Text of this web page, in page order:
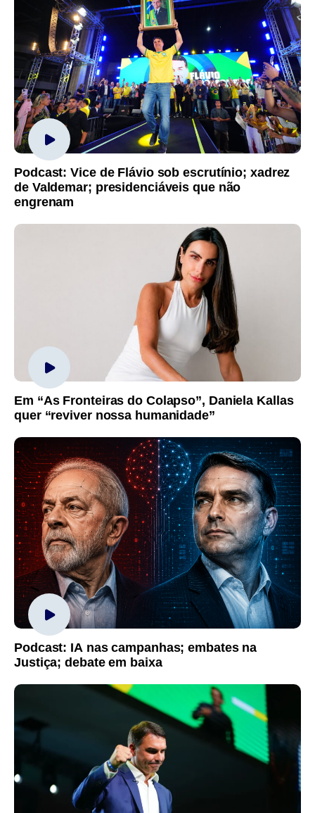
Podcast: Vice de Flávio sob escrutínio; xadrez
de Valdemar; presidenciáveis que não
engrenam
Em “As Fronteiras do Colapso”, Daniela Kallas
quer “reviver nossa humanidade”
Podcast: IA nas campanhas; embates na
Justiça; debate em baixa